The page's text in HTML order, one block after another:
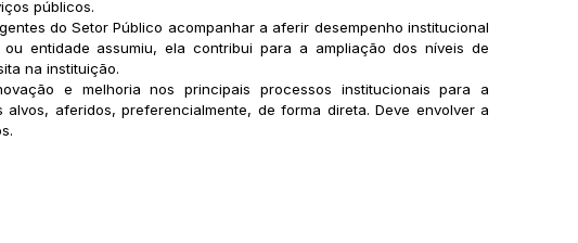
públicos.
do Setor Público acompanhar a aferir desempenho institucional
entidade assumiu, ela contribui para a ampliação dos níveis de
na instituição.
e melhoria nos principais processos institucionais para a
aferidos, preferencialmente, de forma direta. Deve envolver a